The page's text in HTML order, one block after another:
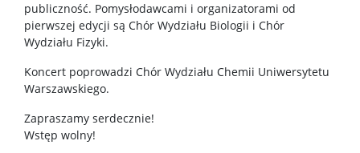
Doktoraty wdrożeniowe
publiczność. Pomysłodawcami i organizatorami od
pierwszej edycji są Chór Wydziału Biologii i Chór
Wydziału Fizyki.
Koncert poprowadzi Chór Wydziału Chemii Uniwersytetu
Warszawskiego.
Zapraszamy serdecznie!
Wstęp wolny!